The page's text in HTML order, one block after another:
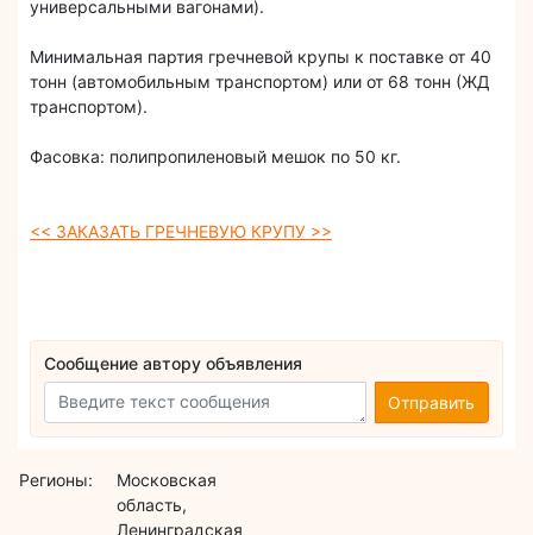
универсальными вагонами).
Минимальная партия гречневой крупы к поставке от 40
тонн (автомобильным транспортом) или от 68 тонн (ЖД
транспортом).
Фасовка: полипропиленовый мешок по 50 кг.
<< ЗАКАЗАТЬ ГРЕЧНЕВУЮ КРУПУ >>
Сообщение автору объявления
Отправить
Регионы:
Московская
область,
Ленинградская